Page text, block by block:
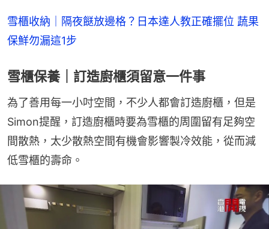
雪櫃收納｜隔夜餸放邊格？日本達人教正確擺位 蔬果
保鮮勿漏這1步
雪櫃保養｜訂造廚櫃須留意一件事
為了善用每一小吋空間，不少人都會訂造廚櫃，但是
Simon提醒，訂造廚櫃時要為雪櫃的周圍留有足夠空
間散熱，太少散熱空間有機會影響製冷效能，從而減
低雪櫃的壽命。